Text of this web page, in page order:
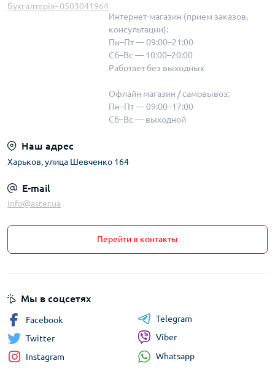
Бухгалтерія- 0503041964
Интернет-магазин (прием заказов,
консультации):
Пн–Пт — 09:00–21:00
Сб–Вс — 10:00–20:00
Работает без выходных
Офлайн магазин / самовывоз:
Пн–Пт — 09:00–17:00
Сб–Вс — выходной
Наш адрес
Харьков, улица Шевченко 164
E-mail
info@aster.ua
Перейти в контакты
Мы в соцсетях
Facebook
Twitter
Instagram
Telegram
Viber
Whatsapp